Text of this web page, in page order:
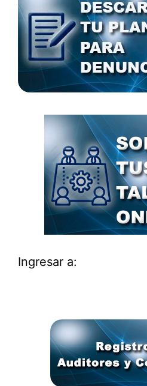
Ingresar a: